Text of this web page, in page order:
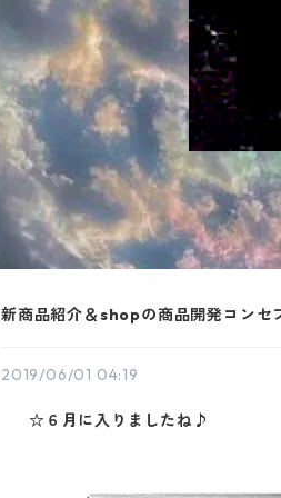
新商品紹介＆shopの商品開発コンセ
2019/06/01 04:19
☆６月に入りましたね♪